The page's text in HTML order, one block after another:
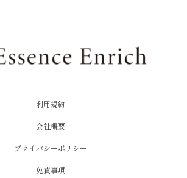
利用規約
会社概要
プライバシーポリシー
免責事項